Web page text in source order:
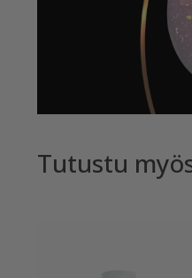
Tutustu